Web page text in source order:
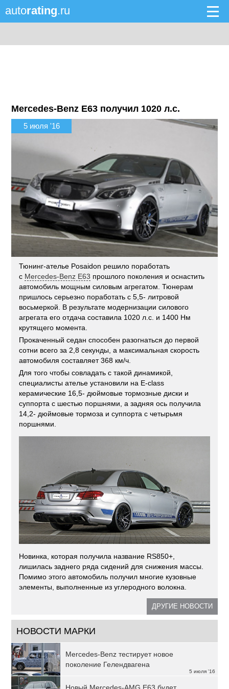
autorating.ru
Mercedes-Benz E63 получил 1020 л.с.
5 июля '16
Тюнинг-ателье Posaidon решило поработать
с Mercedes-Benz E63 прошлого поколения и оснастить
автомобиль мощным силовым агрегатом. Тюнерам
пришлось серьезно поработать с 5,5- литровой
восьмеркой. В результате модернизации силового
агрегата его отдача составила 1020 л.с. и 1400 Нм
крутящего момента.
Прокаченный седан способен разогнаться до первой
сотни всего за 2,8 секунды, а максимальная скорость
автомобиля составляет 368 км/ч.
Для того чтобы совладать с такой динамикой,
специалисты ателье установили на E-class
керамические 16,5- дюймовые тормозные диски и
суппорта с шестью поршнями, а задняя ось получила
14,2- дюймовые тормоза и суппорта с четырьмя
поршнями.
Новинка, которая получила название RS850+,
лишилась заднего ряда сидений для снижения массы.
Помимо этого автомобиль получил многие кузовные
элементы, выполненные из углеродного волокна.
ДРУГИЕ НОВОСТИ
НОВОСТИ МАРКИ
5 июля '16
Mercedes-Benz тестирует новое
поколение Гелендвагена